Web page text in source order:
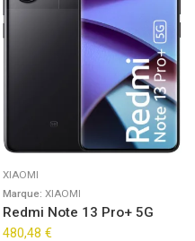
XIAOMI
Marque: XIAOMI
Redmi Note 13 Pro+ 5G
480,48 €